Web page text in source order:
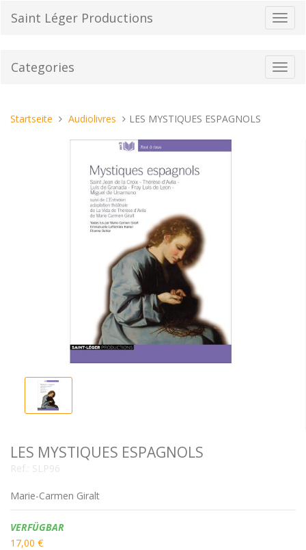
zumSaint Léger Productions
Categories
Sie
Startseite Audiolivres LES MYSTIQUES ESPAGNOLS
LES MYSTIQUES ESPAGNOLS
Ref.: SLP96
Marie-Carmen Giralt
Verfügbarkeit:
VERFÜGBAR
17,00 €